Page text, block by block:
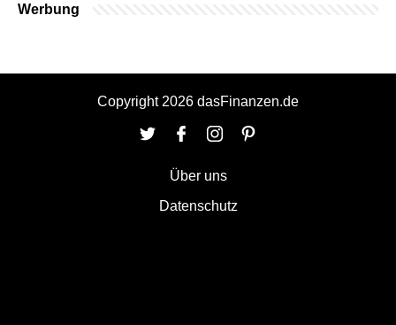
Werbung
Copyright 2026 dasFinanzen.de
Über uns
Datenschutz